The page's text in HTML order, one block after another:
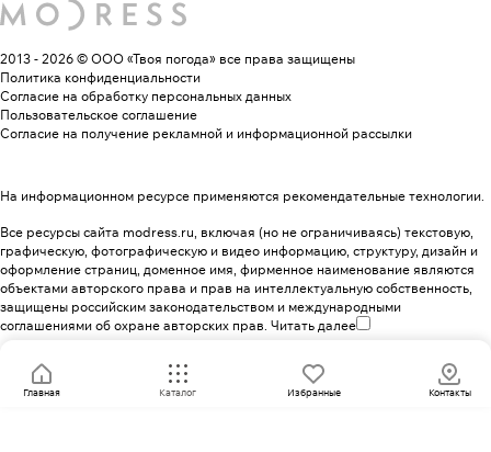
2013 - 2026 © ООО «Твоя погода» все права защищены
Политика конфиденциальности
Согласие на обработку персональных данных
Пользовательское соглашение
Согласие на получение рекламной и информационной рассылки
На информационном ресурсе применяются рекомендательные технологии.
Все ресурсы сайта modress.ru, включая (но не ограничиваясь) текстовую,
графическую, фотографическую и видео информацию, структуру, дизайн и
оформление страниц, доменное имя, фирменное наименование являются
объектами авторского права и прав на интеллектуальную собственность,
защищены российским законодательством и международными
соглашениями об охране авторских прав. Читать далее
Главная Каталог Избранные Контакты